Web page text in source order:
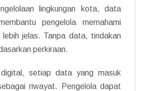
lingkungan kota, data
pengelola memahami
lebih jelas. Tanpa data, tindakan
perkiraan.
setiap data yang masuk
riwayat. Pengelola dapat